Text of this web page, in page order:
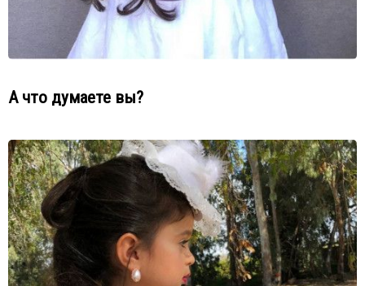
А что думаете вы?